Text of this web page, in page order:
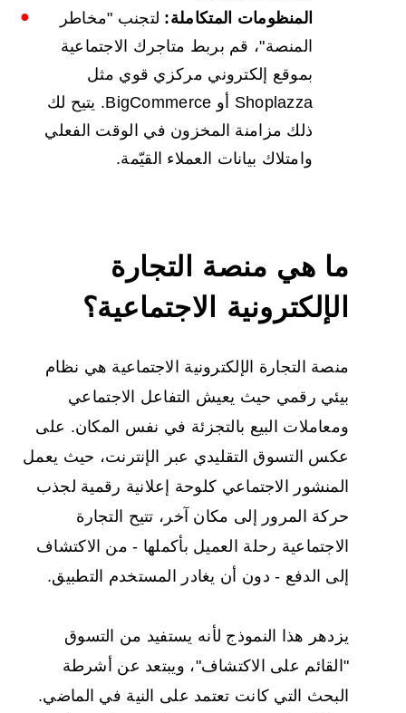
المنظومات المتكاملة:لتجنب "مخاطر
المنصة"، قم بربط متاجرك الاجتماعية
بموقع إلكتروني مركزي قوي مثل
Shoplazza أو BigCommerce. يتيح لك
ذلك مزامنة المخزون في الوقت الفعلي
وامتلاك بيانات العملاء القيّمة.
ما هي منصة التجارة
الإلكترونية الاجتماعية؟
منصة التجارة الإلكترونية الاجتماعية هي نظام
بيئي رقمي حيث يعيش التفاعل الاجتماعي
ومعاملات البيع بالتجزئة في نفس المكان. على
عكس التسوق التقليدي عبر الإنترنت، حيث يعمل
المنشور الاجتماعي كلوحة إعلانية رقمية لجذب
حركة المرور إلى مكان آخر، تتيح التجارة
الاجتماعية رحلة العميل بأكملها - من الاكتشاف
إلى الدفع - دون أن يغادر المستخدم التطبيق.
يزدهر هذا النموذج لأنه يستفيد من التسوق
"القائم على الاكتشاف"، ويبتعد عن أشرطة
البحث التي كانت تعتمد على النية في الماضي.